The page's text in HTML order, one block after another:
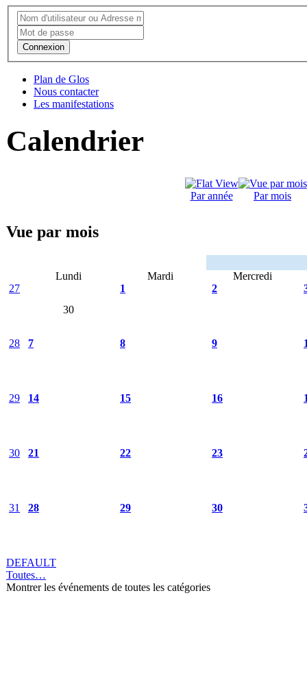
Connexion
Plan de Glos
Nous contacter
Les manifestations
Calendrier
Par année Par mois
Vue par mois
Lundi Mardi
Mercredi
27
30
1 2
28 7 8 9
29 14 15 16
30 21 22 23
31 28 29 30
DEFAULT
Toutes…
Montrer les événements de toutes les catégories